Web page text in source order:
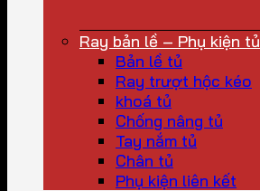
Ray bản lề – Phụ kiện tủ
Bản lề tủ
Ray trượt hộc kéo
khoá tủ
Chống nâng tủ
Tay nắm tủ
Chân tủ
Phụ kiện liên kết